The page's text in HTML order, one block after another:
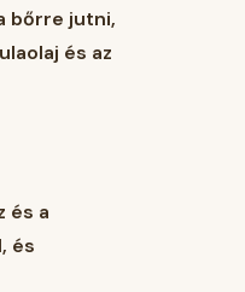
bőrre jutni,
és az
és a
és